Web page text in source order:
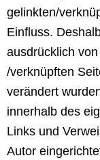
gelinkten/
Einfluss.
ausdrücklich
/verknüpften
verändert
innerhalb des
Links und
Autor